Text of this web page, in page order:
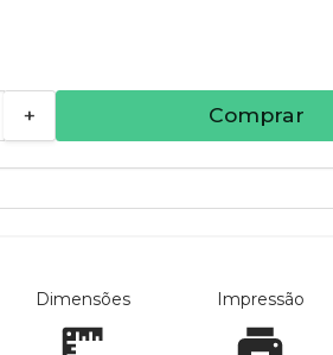
+ Comprar
Dimensões Impressão